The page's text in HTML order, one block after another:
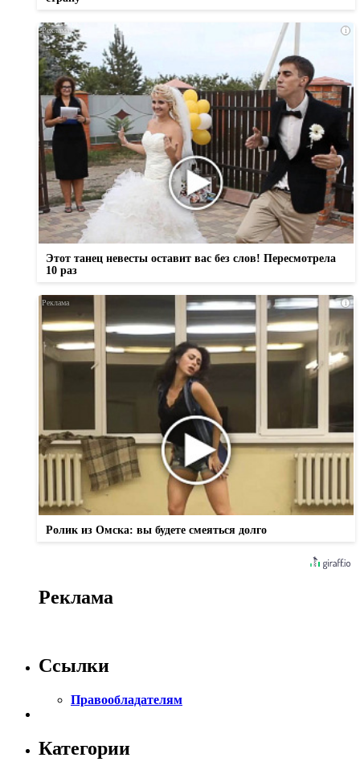
i
Этот танец невесты оставит вас без слов! Пересмотрела
10 раз
i
Ролик из Омска: вы будете смеяться долго
Реклама
Ссылки
Правообладателям
Категории